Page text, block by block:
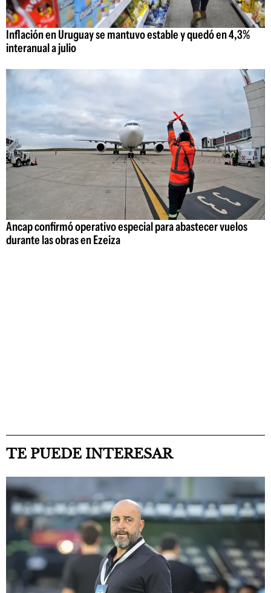
Inflación en Uruguay se mantuvo estable y quedó en 4,3%
interanual a julio
Ancap confirmó operativo especial para abastecer vuelos
durante las obras en Ezeiza
TE PUEDE INTERESAR